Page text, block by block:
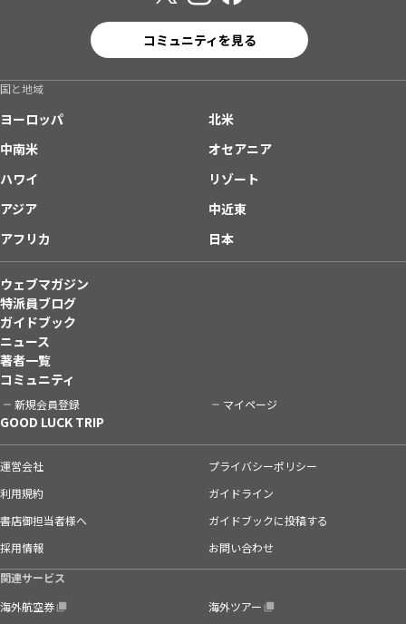
コミュニティを見る
国と地域
ヨーロッパ
北米
中南米
オセアニア
ハワイ
リゾート
アジア
中近東
アフリカ
日本
ウェブマガジン
特派員ブログ
ガイドブック
ニュース
著者一覧
コミュニティ
新規会員登録 マイページ
GOOD LUCK TRIP
運営会社
プライバシーポリシー
利用規約
ガイドライン
書店御担当者様へ
ガイドブックに投稿する
採用情報
お問い合わせ
関連サービス
海外航空券
海外ツアー